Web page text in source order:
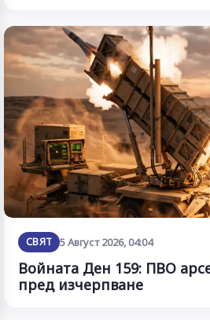
СВЯТ 5 Август 2026, 04:04
Войната Ден 159: ПВО
пред изчерпване